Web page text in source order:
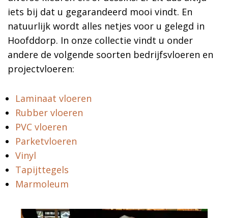
iets bij dat u gegarandeerd mooi vindt. En
natuurlijk wordt alles netjes voor u gelegd in
Hoofddorp. In onze collectie vindt u onder
andere de volgende soorten bedrijfsvloeren en
projectvloeren:
Laminaat vloeren
Rubber vloeren
PVC vloeren
Parketvloeren
Vinyl
Tapijttegels
Marmoleum